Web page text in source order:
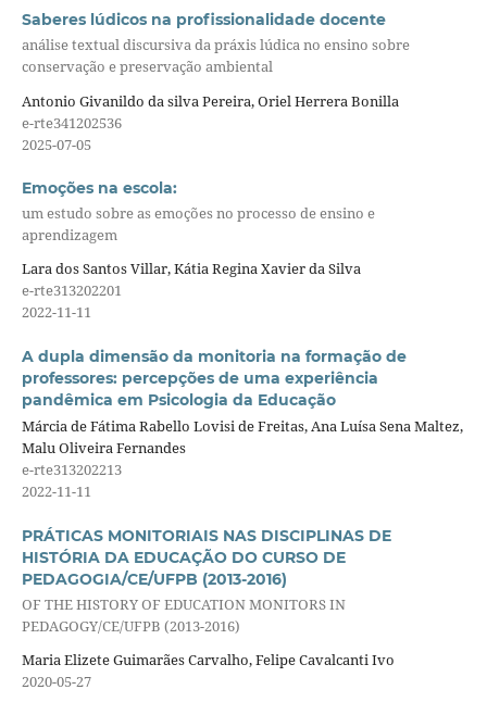
Saberes lúdicos na profissionalidade docente
análise textual discursiva da práxis lúdica no ensino sobre
conservação e preservação ambiental
Antonio Givanildo da silva Pereira, Oriel Herrera Bonilla
e-rte341202536
2025-07-05
Emoções na escola:
um estudo sobre as emoções no processo de ensino e
aprendizagem
Lara dos Santos Villar, Kátia Regina Xavier da Silva
e-rte313202201
2022-11-11
A dupla dimensão da monitoria na formação de
professores: percepções de uma experiência
pandêmica em Psicologia da Educação
Márcia de Fátima Rabello Lovisi de Freitas, Ana Luísa Sena Maltez,
Malu Oliveira Fernandes
e-rte313202213
2022-11-11
PRÁTICAS MONITORIAIS NAS DISCIPLINAS DE
HISTÓRIA DA EDUCAÇÃO DO CURSO DE
PEDAGOGIA/CE/UFPB (2013-2016)
OF THE HISTORY OF EDUCATION MONITORS IN
PEDAGOGY/CE/UFPB (2013-2016)
Maria Elizete Guimarães Carvalho, Felipe Cavalcanti Ivo
2020-05-27